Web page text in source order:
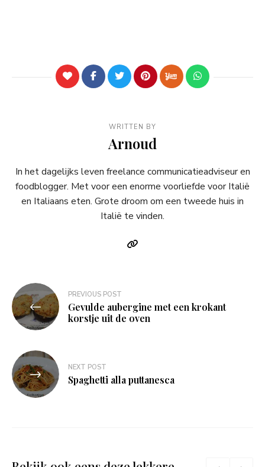
WRITTEN BY
Arnoud
In het dagelijks leven freelance communicatieadviseur en
foodblogger. Met voor een enorme voorliefde voor Italië
en Italiaans eten. Grote droom om een tweede huis in
Italië te vinden.
Bericht
navigatie
PREVIOUS POST
Gevulde aubergine met een krokant
korstje uit de oven
NEXT POST
Spaghetti alla puttanesca